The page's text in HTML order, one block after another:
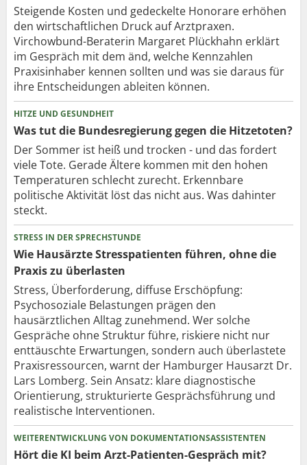
Steigende Kosten und gedeckelte Honorare erhöhen
den wirtschaftlichen Druck auf Arztpraxen.
Virchowbund-Beraterin Margaret Plückhahn erklärt
im Gespräch mit dem änd, welche Kennzahlen
Praxisinhaber kennen sollten und was sie daraus für
ihre Entscheidungen ableiten können.
HITZE UND GESUNDHEIT
Was tut die Bundesregierung gegen die Hitzetoten?
Der Sommer ist heiß und trocken - und das fordert
viele Tote. Gerade Ältere kommen mit den hohen
Temperaturen schlecht zurecht. Erkennbare
politische Aktivität löst das nicht aus. Was dahinter
steckt.
STRESS IN DER SPRECHSTUNDE
Wie Hausärzte Stresspatienten führen, ohne die
Praxis zu überlasten
Stress, Überforderung, diffuse Erschöpfung:
Psychosoziale Belastungen prägen den
hausärztlichen Alltag zunehmend. Wer solche
Gespräche ohne Struktur führe, riskiere nicht nur
enttäuschte Erwartungen, sondern auch überlastete
Praxisressourcen, warnt der Hamburger Hausarzt Dr.
Lars Lomberg. Sein Ansatz: klare diagnostische
Orientierung, strukturierte Gesprächsführung und
realistische Interventionen.
WEITERENTWICKLUNG VON DOKUMENTATIONSASSISTENTEN
Hört die KI beim Arzt-Patienten-Gespräch mit?